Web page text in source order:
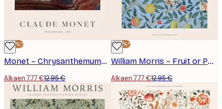
-40%*
Monet – Chrysanthemums-juliste
Alkaen 7,77 €12,95 €
-40%*
William Morris – Fruit or Pomegranate -juliste
Alkaen 7,77 €12,95 €